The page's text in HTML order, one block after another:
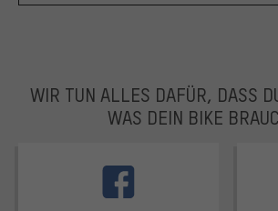
WIR TUN ALLES DAFÜR, DASS
WAS DEIN BIKE